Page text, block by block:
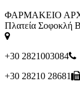
ΦΑΡΜΑΚΕΙΟ
Πλατεία Σοφοκλή
+30 2821003084
+30 28210 28681